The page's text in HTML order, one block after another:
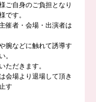
ご自身のご負担となり
です。
催者・会場・出演者は
腕などに触れて誘導す
。
ただきます。
会場より退場して頂き
す